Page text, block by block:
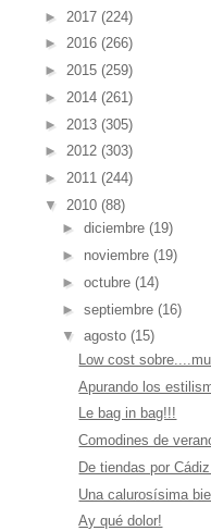
► 2017 (224)
► 2016 (266)
► 2015 (259)
► 2014 (261)
► 2013 (305)
► 2012 (303)
► 2011 (244)
▼ 2010 (88)
► diciembre (19)
► noviembre (19)
► octubre (14)
► septiembre (16)
▼ agosto (15)
Low cost
Apurando los
Le bag in bag!!!
Comodines de
De tiendas por
Una calurosísima
Ay qué dolor!